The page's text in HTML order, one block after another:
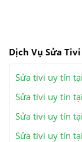
Dịch Vụ Sửa
Sửa tivi uy tín
Sửa tivi uy tín
Sửa tivi uy tín
Sửa tivi uy tín